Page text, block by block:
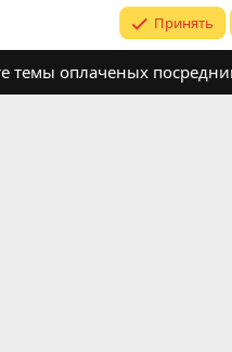
Принять
темы оплаченых